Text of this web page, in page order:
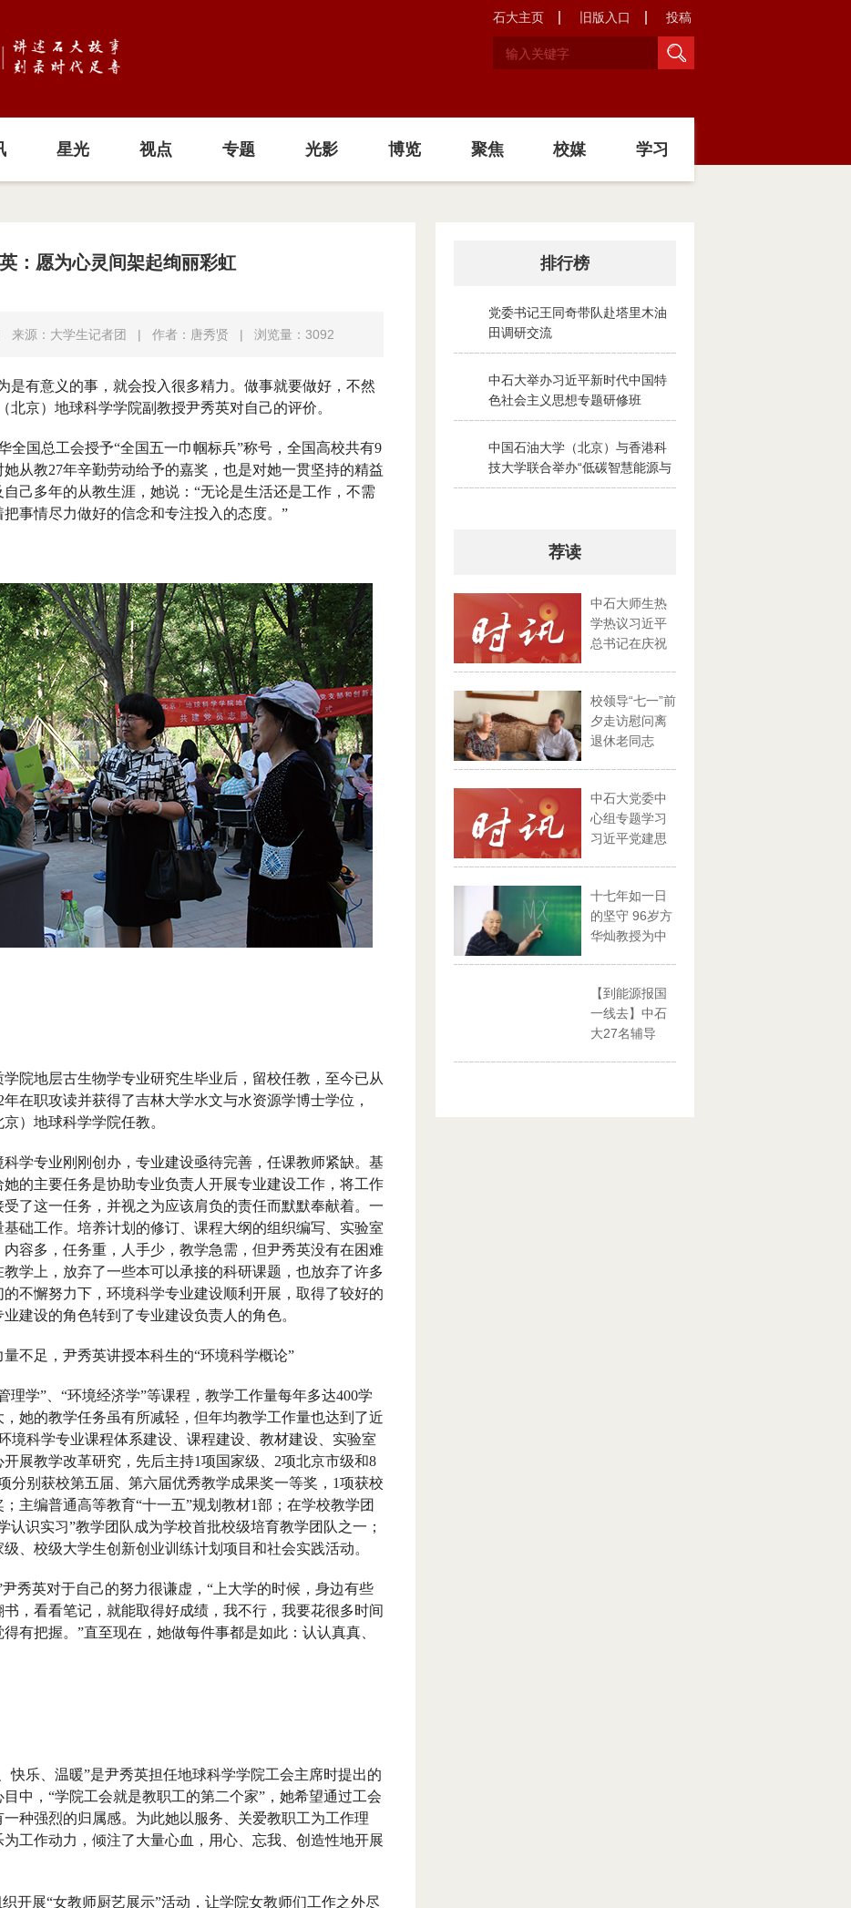
石大主页 旧版入口 投稿
星光 视点 专题 光影 博览 聚焦 校媒 学习
：愿为心灵间架起绚丽彩虹
来源：大学生记者团 | 作者：唐秀贤 | 浏览量： 3092
是有意义的事，就会投入很多精力。做事就要做好，不然
北京）地球科学学院副教授尹秀英对自己的评价。
全国总工会授予“全国五一巾帼标兵”称号，全国高校共有9
她从教27年辛勤劳动给予的嘉奖，也是对她一贯坚持的精益
己多年的从教生涯，她说：“无论是生活还是工作，不需
事情尽力做好的信念和专注投入的态度。”
院地层古生物学专业研究生毕业后，留校任教，至今已从
年在职攻读并获得了吉林大学水文与水资源学博士学位，
）地球科学学院任教。
专业刚刚创办，专业建设亟待完善，任课教师紧缺。基
的主要任务是协助专业负责人开展专业建设工作，将工作
了这一任务，并视之为应该肩负的责任而默默奉献着。一
础工作。培养计划的修订、课程大纲的组织编写、实验室
容多，任务重，人手少，教学急需，但尹秀英没有在困难
学上，放弃了一些本可以承接的科研课题，也放弃了许多
不懈努力下，环境科学专业建设顺利开展，取得了较好的
建设的角色转到了专业建设负责人的角色。
足，尹秀英讲授本科生的“环境科学概论”
学”、“环境经济学”等课程，教学工作量每年多达400学
她的教学任务虽有所减轻，但年均教学工作量也达到了近
境科学专业课程体系建设、课程建设、教材建设、实验室
展教学改革研究，先后主持1项国家级、 2项北京市级和8
分别获校第五届、第六届优秀教学成果奖一等奖， 1项获校
主编普通高等教育“十一五”规划教材1部；在学校教学团
认识实习”教学团队成为学校首批校级培育教学团队之一；
、校级大学生创新创业训练计划项目和社会实践活动。
英对于自己的努力很谦虚，“上大学的时候，身边有些
，看看笔记，就能取得好成绩，我不行，我要花很多时间
有把握。”直至现在，她做每件事都是如此：认认真真、
快乐、温暖”是尹秀英担任地球科学学院工会主席时提出的
中，“学院工会就是教职工的第二个家”，她希望通过工会
种强烈的归属感。为此她以服务、关爱教职工为工作理
工作动力，倾注了大量心血，用心、忘我、创造性地开展
展“女教师厨艺展示”活动，让学院女教师们工作之外尽
排行榜
党委书记王同奇带队赴塔里木油
田调研交流
2026-08-02
中石大举办习近平新时代中国特
色社会主义思想专题研修班
2026-07-28
中国石油大学（北京）与香港科
技大学联合举办“低碳智慧能源与
绿色碳循环”京港夏令营
荐读
中石大师生热
学热议习近平
总书记在庆祝
校领导“七一”前
夕走访慰问离
退休老同志
中石大党委中
心组专题学习
习近平党建思
十七年如一日
的坚守 96岁方
华灿教授为中
【到能源报国
一线去】中石
大27名辅导